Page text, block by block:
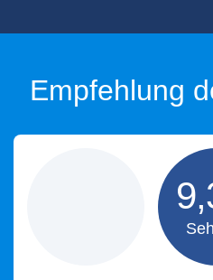
Empfehlung